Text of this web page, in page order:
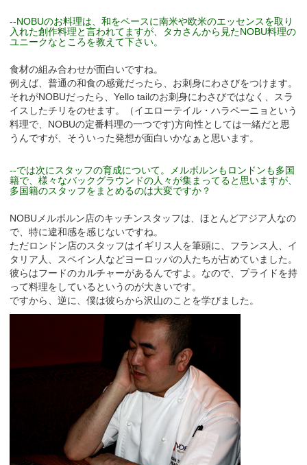
--NOBUのお料理は、和をベースに南米や欧米のエッセンスを取り
入れた創作料理と言われてますが、タカさんから見たNOBU料理の
ユニークなところを教えて下さい。
食材の組み合わせが面白いですね。
例えば、普通の和食の感覚だったら、お刺身にわさびをつけます。
それがNOBUだったら、Yello tailのお刺身にわさびではなく、スラ
イスしたチリをのせます。（イエローテイル・ハラペーニョという
料理で、NOBUの定番料理の一つです)方向性としては一緒だと思
うんですが、そういった発想が面白いかなぁと思います。
--では次にスタッフの育成について。メルボルンもロンドンも多国
籍で、様々なバックグラウンドの人々が集まってると思いますが、
多国籍のスタッフをまとめるのは大変ですか？
NOBUメルボルン店のキッチンスタッフは、ほとんどアジア人なの
で、特に違和感を感じないですね。
ただロンドン店のスタッフはイギリス人を筆頭に、フランス人、イ
タリア人、スペイン人などヨーロッパの人たちが占めていました。
彼らはフードのカルチャーがあるんですよ。なので、プライドを持
って料理をしているというのが大きいです。
ですから、逆に、僕は彼らから沢山のことを学びました。